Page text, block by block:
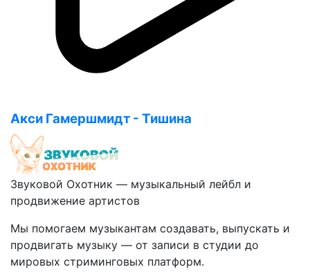
Акси Гамершмидт - Тишина
Звуковой Охотник — музыкальный лейбл и
продвижение артистов
Мы помогаем музыкантам создавать, выпускать и
продвигать музыку — от записи в студии до
мировых стриминговых платформ.